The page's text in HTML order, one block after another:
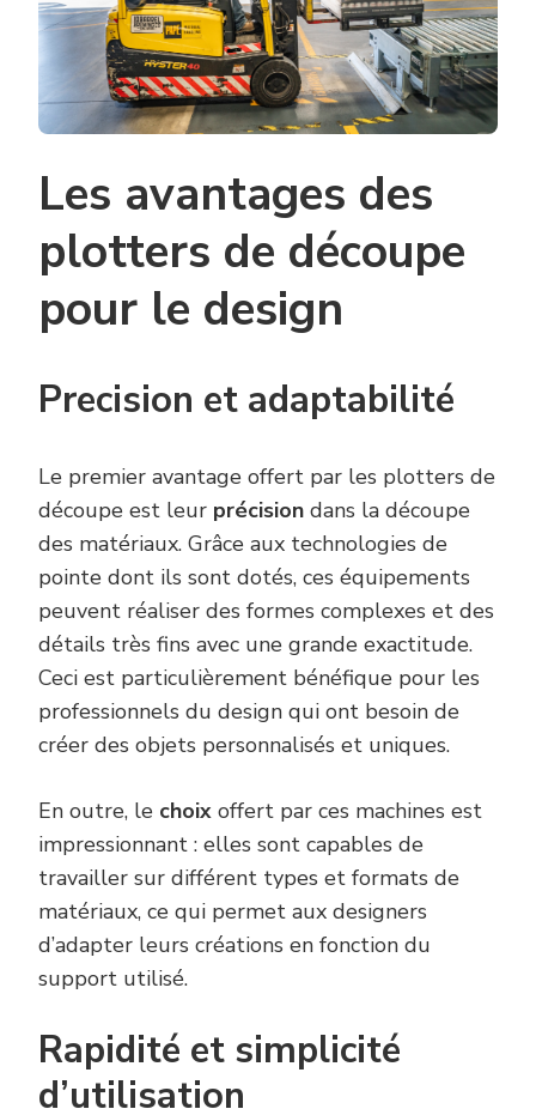
Les avantages des
plotters de découpe
pour le design
Precision et adaptabilité
Le premier avantage offert par les plotters de
découpe est leur précision dans la découpe
des matériaux. Grâce aux technologies de
pointe dont ils sont dotés, ces équipements
peuvent réaliser des formes complexes et des
détails très fins avec une grande exactitude.
Ceci est particulièrement bénéfique pour les
professionnels du design qui ont besoin de
créer des objets personnalisés et uniques.
En outre, le choix offert par ces machines est
impressionnant : elles sont capables de
travailler sur différent types et formats de
matériaux, ce qui permet aux designers
d’adapter leurs créations en fonction du
support utilisé.
Rapidité et simplicité
d’utilisation